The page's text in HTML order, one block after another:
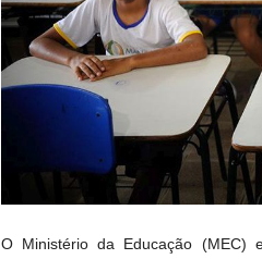
O Ministério da Educação (MEC)